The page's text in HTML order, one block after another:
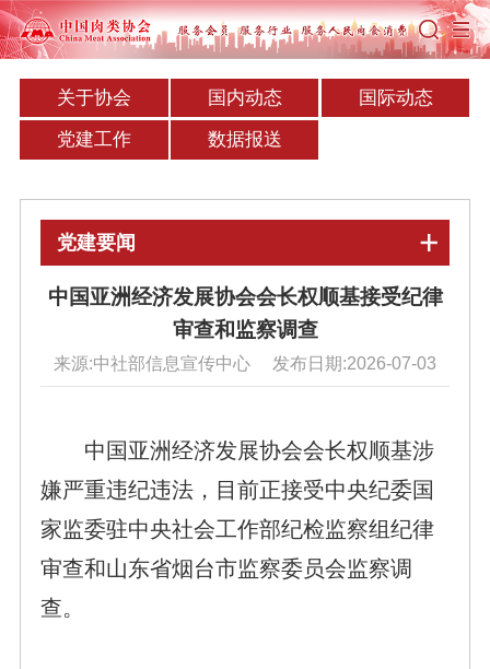
关于协会 国内动态 国际动态
党建工作 数据报送
党建要闻
中国亚洲经济发展协会会长权顺基接受纪律
审查和监察调查
来源:中社部信息宣传中心 发布日期:2026-07-03
中国亚洲经济发展协会会长权顺基涉
嫌严重违纪违法，目前正接受中央纪委国
家监委驻中央社会工作部纪检监察组纪律
审查和山东省烟台市监察委员会监察调
查。